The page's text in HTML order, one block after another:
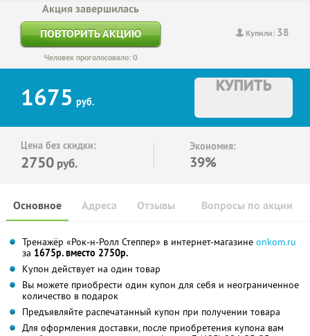
Купили: 38
Акция завершилась
ПОВТОРИТЬ АКЦИЮ
Человек проголосовало: 0
1675 руб.
КУПИТЬ
Цена без скидки:
2750 руб.
Экономия:
39%
Основное Отзывы Вопросы по акции
Адреса
Тренажёр «Рок-н-Ролл Степпер» в интернет-магазине onkom.ru
за 1675р. вместо 2750р.
Купон действует на один товар
Вы можете приобрести один купон для себя и неограниченное
количество в подарок
Предъявляйте распечатанный купон при получении товара
Для оформления доставки, после приобретения купона вам